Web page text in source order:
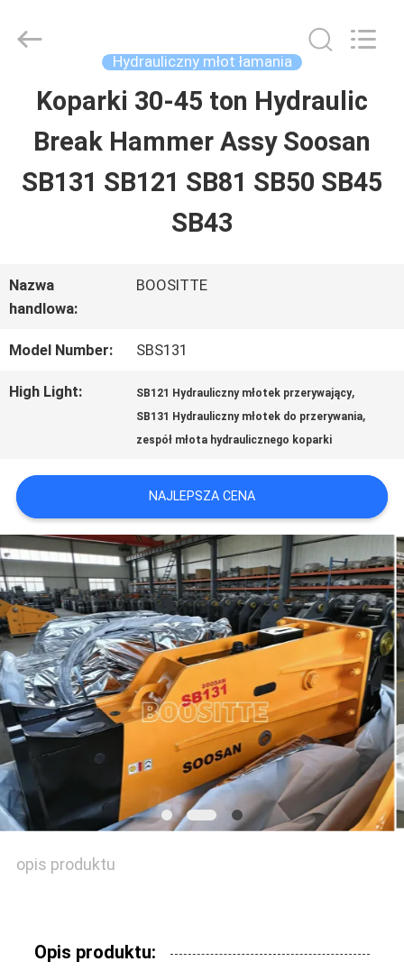
DOM
PRODUKTY
O
NAS
WYCIECZKA
FABRYCE
KONTROLA
JAKOŚCI
SKONTAKTUJ
SIĘ
Z
NAMI
AKTUALNOŚCI
Machinery
Reserved.
Hydrauliczny młot łamania
Koparki 30-45 ton Hydraulic
Break Hammer Assy Soosan
SB131 SB121 SB81 SB50 SB45
SB43
Nazwa
handlowa:
BOOSITTE
Model Number: SBS131
High Light: SB121 Hydrauliczny młotek przerywający,
SB131 Hydrauliczny młotek do przerywania,
zespół młota hydraulicznego koparki
NAJLEPSZA CENA
opis produktu
Opis produktu: